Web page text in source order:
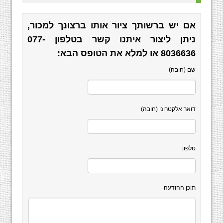
אם יש ברשותך ציור אותו ברצונך למכור,
ניתן ליצור איתנו קשר בטלפון 077-
8036636 או למלא את הטופס הבא:
שם (חובה)
דואר אלקטרוני (חובה)
טלפון
תוכן ההודעה